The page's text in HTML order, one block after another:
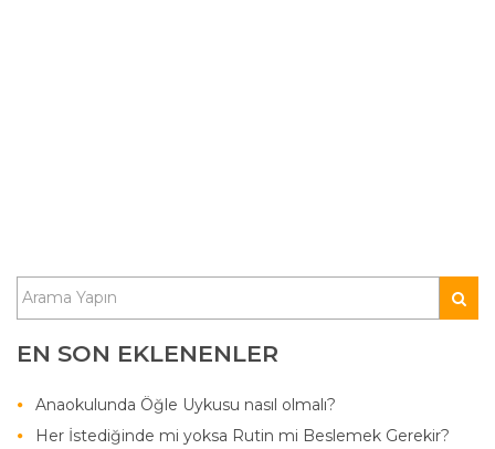
EN SON EKLENENLER
Anaokulunda Öğle Uykusu nasıl olmalı?
Her İstediğinde mi yoksa Rutin mi Beslemek Gerekir?